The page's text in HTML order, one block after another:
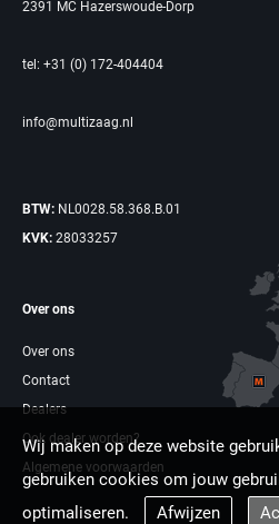
2391 MC Hazerswoude-Dorp
tel: +31 (0) 172-404404
info@multizaag.nl
BTW: NL0028.58.368.B.01
KVK: 28033257
Over ons
Over ons
Contact
Dealers
Ook dealer worden?
Algemene voorwaarden
Wij maken op deze website
gebruiken cookies om jouw
optimaliseren.
Afwijzen